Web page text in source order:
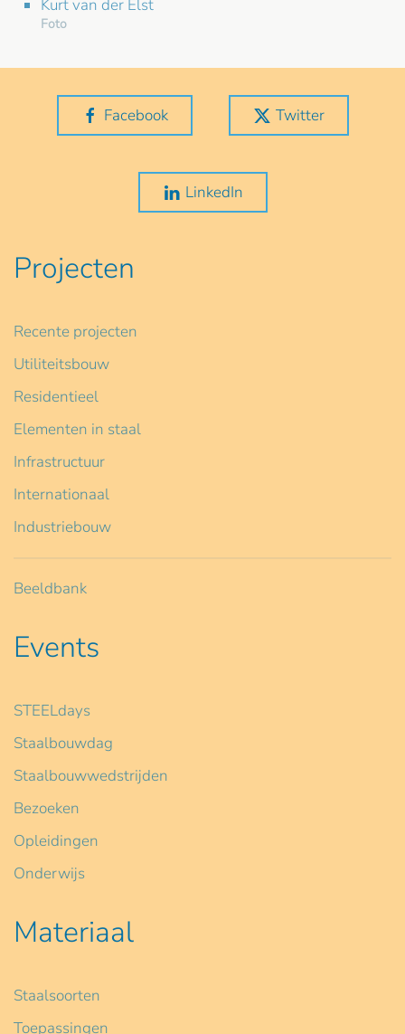
Kurt van der Elst
Foto
Facebook Twitter
LinkedIn
Projecten
Recente projecten
Utiliteitsbouw
Residentieel
Elementen in staal
Infrastructuur
Internationaal
Industriebouw
Beeldbank
Events
STEELdays
Staalbouwdag
Staalbouwwedstrijden
Bezoeken
Opleidingen
Onderwijs
Materiaal
Staalsoorten
Toepassingen